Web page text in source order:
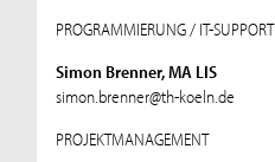
PROGRAMMIERUNG / IT-SUPPORT
Simon Brenner, MA LIS
simon.brenner@th-koeln.de
PROJEKTMANAGEMENT